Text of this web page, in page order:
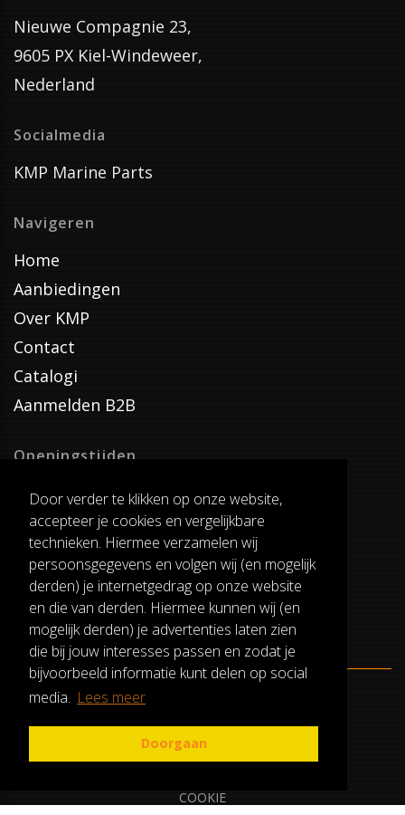
Door verder te klikken op onze website,
accepteer je cookies en vergelijkbare
technieken. Hiermee verzamelen wij
persoonsgegevens en volgen wij (en mogelijk
derden) je internetgedrag op onze website
en die van derden. Hiermee kunnen wij (en
mogelijk derden) je advertenties laten zien
die bij jouw interesses passen en zodat je
bijvoorbeeld informatie kunt delen op social
media. Lees meer
Doorgaan
Nieuwe Compagnie 23,
9605 PX Kiel-Windeweer,
Nederland
Socialmedia
KMP Marine Parts
Navigeren
Home
Aanbiedingen
Over KMP
Contact
Catalogi
Aanmelden B2B
Openingstijden
Dinsdag T/M Zaterdag
van 8:00-17:00
Verzenddagen
Dinsdag T/M Vrijdag
Pauze
12:30-13:00
ALGEMENE VOORWAARDEN
RUILEN EN RETOURNEREN
COOKIE